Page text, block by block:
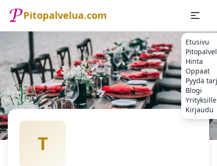
Pitopalvelua.com
Etusivu
Hinta
Oppaat
Pyydä
Blogi
Yrityksille
Kirjaudu
Etusivu
Pitopalvelu Tummu ja Tytär Oy
T